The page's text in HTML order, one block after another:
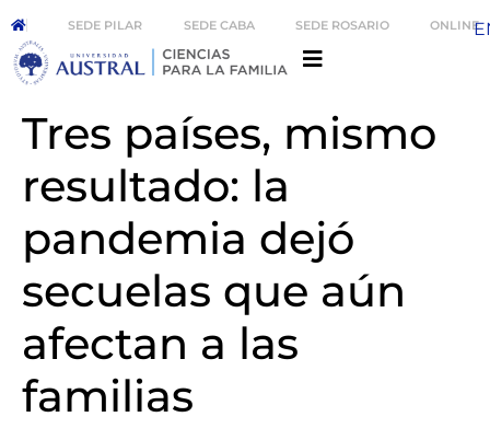
SEDE PILAR SEDE CABA SEDE ROSARIO ONLINE
Tres países, mismo
resultado: la
pandemia dejó
secuelas que aún
afectan a las
familias